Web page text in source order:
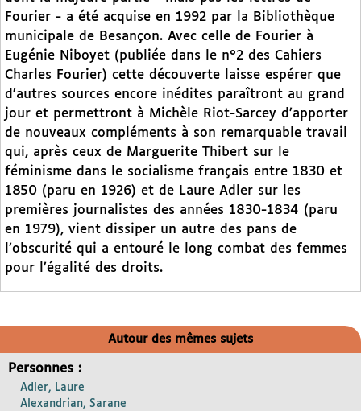
Fourier - a été acquise en 1992 par la Bibliothèque
municipale de Besançon. Avec celle de Fourier à
Eugénie Niboyet (publiée dans le n°2 des Cahiers
Charles Fourier) cette découverte laisse espérer que
d’autres sources encore inédites paraîtront au grand
jour et permettront à Michèle Riot-Sarcey d’apporter
de nouveaux compléments à son remarquable travail
qui, après ceux de Marguerite Thibert sur le
féminisme dans le socialisme français entre 1830 et
1850 (paru en 1926) et de Laure Adler sur les
premières journalistes des années 1830-1834 (paru
en 1979), vient dissiper un autre des pans de
l’obscurité qui a entouré le long combat des femmes
pour l’égalité des droits.
Autour des mêmes sujets
Personnes :
Adler, Laure
Alexandrian, Sarane